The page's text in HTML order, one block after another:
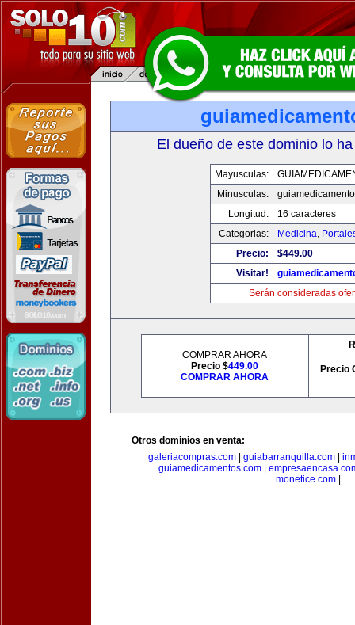
El dueño de este dominio lo
Mayusculas:
Minusculas:
Longitud:
16 caracteres
Categorias:
Medicina,
Precio:
$449.00
Visitar!
Serán consideradas
COMPRAR AHORA
Precio $449.00
COMPRAR AHORA
Precio
Otros dominios en venta:
galeriacompras.com
guiabarranquilla.com
guiamedicamentos.com|
monetice.com